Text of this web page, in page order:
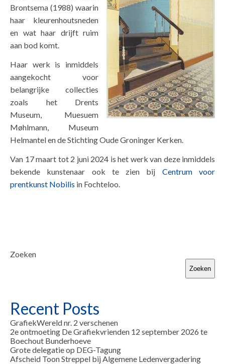
Brontsema (1988) waarin
haar kleurenhoutsneden
en wat haar drijft ruim
aan bod komt.
Haar werk is inmiddels
aangekocht voor
belangrijke collecties
zoals het Drents
Museum, Muesuem
Møhlmann, Museum
Helmantel en de Stichting Oude Groninger Kerken.
Van 17 maart tot 2 juni 2024 is het werk van deze inmiddels
bekende kunstenaar ook te zien bij Centrum voor
prentkunst Nobilis in Fochteloo.
Zoeken
Zoeken
Recent Posts
GrafiekWereld nr. 2 verschenen
2e ontmoeting De Grafiekvrienden 12 september 2026 te
Boechout Bunderhoeve
Grote delegatie op DEG-Tagung
Afscheid Toon Streppel bij Algemene Ledenvergadering